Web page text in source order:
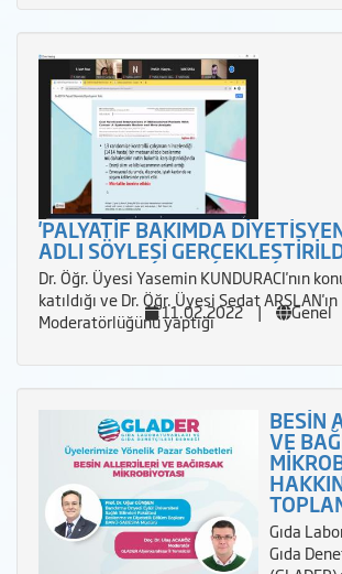
'PALYATİF BAKIMDA
ADLI SÖYLEŞİ
Dr. Öğr. Üyesi Yasemin KUNDURACI'nın
katıldığı ve Dr. Öğr. Üyesi Sedat ARSLAN'ın
Moderatörlüğünü yaptığı
11.02.2022 | Genel
BESİN
VE
Gıda
Gıda